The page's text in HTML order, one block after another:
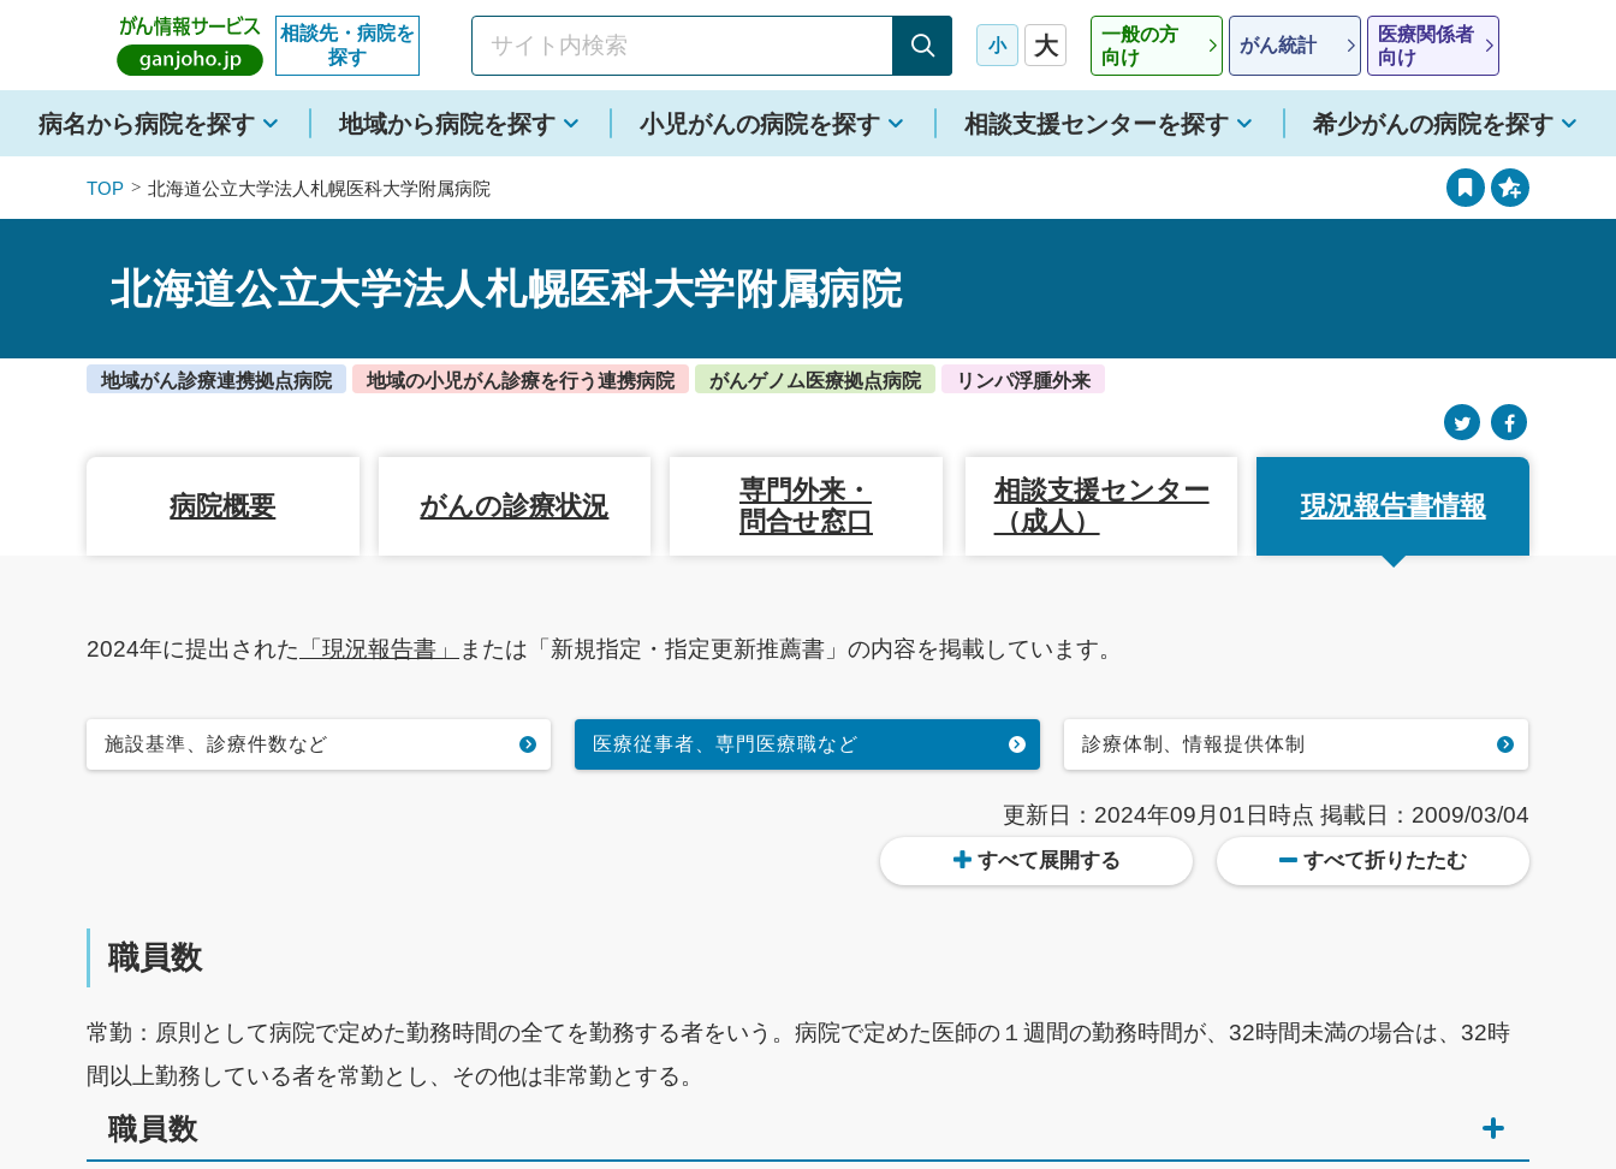
相談先・病院を
探す
小 大
一般の方
向け
がん統計
医療関係者
向け
病名から病院を探す 地域から病院を探す 小児がんの病院を探す 相談支援センターを探す 希少がんの病院を探す
TOP 北海道公立大学法人札幌医科大学附属病院
北海道公立大学法人札幌医科大学附属病院
地域がん診療連携拠点病院 地域の小児がん診療を行う連携病院 がんゲノム医療拠点病院 リンパ浮腫外来
病院概要 がんの診療状況
専門外来・
問合せ窓口
相談支援センター
（成人）
現況報告書情報
2024年に提出された 「現況報告書」 または「新規指定・指定更新推薦書」の内容を掲載しています。
施設基準、診療件数など 医療従事者、専門医療職など 診療体制、情報提供体制
更新日：2024年09月01日時点 掲載日：2009/03/04
すべて展開する すべて折りたたむ
職員数
常勤：原則として病院で定めた勤務時間の全てを勤務する者をいう。病院で定めた医師の１週間の勤務時間が、32時間未満の場合は、32時
間以上勤務している者を常勤とし、その他は非常勤とする。
職員数